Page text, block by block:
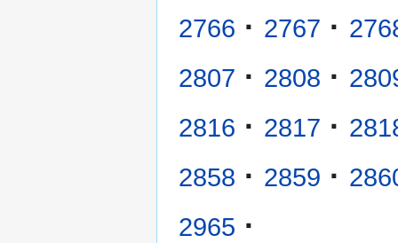
2766 · 2767 ·
2807 · 2808 ·
2816 · 2817 ·
2858 · 2859 ·
2965 ·